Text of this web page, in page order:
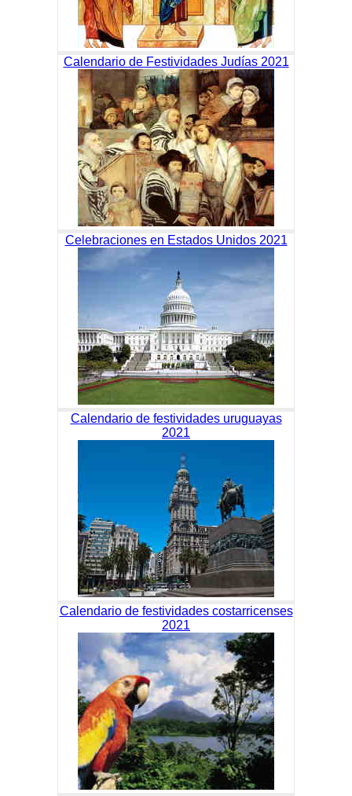
Calendario de Festividades Judías 2021
Celebraciones en Estados Unidos 2021
Calendario de festividades uruguayas
2021
Calendario de festividades costarricenses
2021